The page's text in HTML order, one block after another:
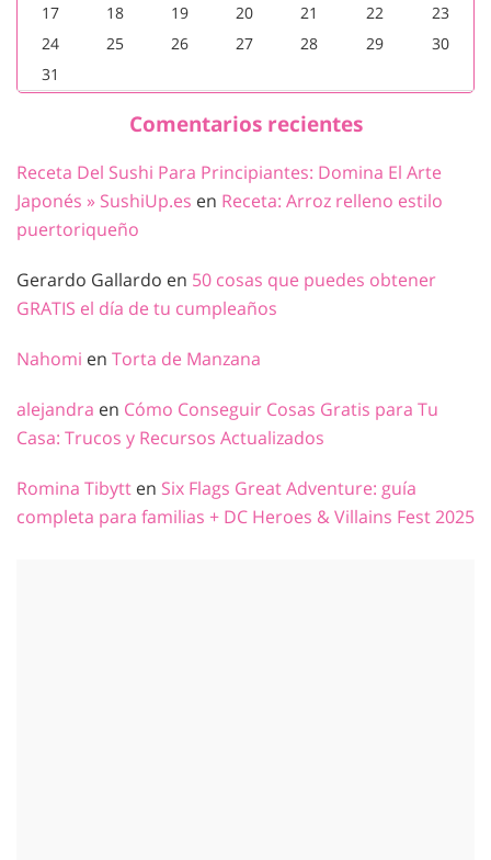
17
18 19 20 21 22
23
24
25 26 27 28 29
30
31
Comentarios recientes
Receta Del Sushi Para Principiantes: Domina El Arte
Japonés » SushiUp.es en Receta: Arroz relleno estilo
puertoriqueño
Gerardo Gallardo en 50 cosas que puedes obtener
GRATIS el día de tu cumpleaños
Nahomi en Torta de Manzana
alejandra en Cómo Conseguir Cosas Gratis para Tu
Casa: Trucos y Recursos Actualizados
Romina Tibytt en Six Flags Great Adventure: guía
completa para familias + DC Heroes & Villains Fest 2025